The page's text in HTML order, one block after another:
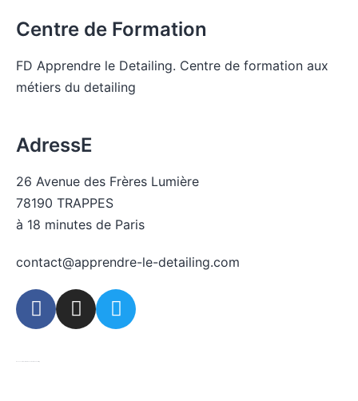
Centre de Formation
FD Apprendre le Detailing. Centre de formation aux
métiers du detailing
AdressE
26 Avenue des Frères Lumière
78190 TRAPPES
à 18 minutes de Paris
contact@apprendre-le-detailing.com